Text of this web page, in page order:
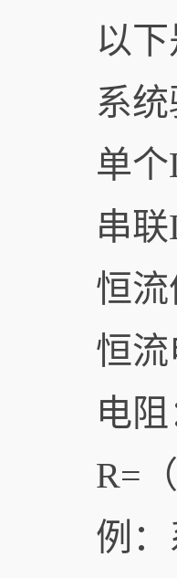
以
系
单
串
恒
恒
电
R=
例